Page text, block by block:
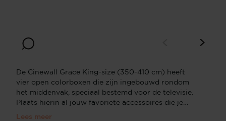
De Cinewall Grace King-size (350-410 cm) heeft
vier open colorboxen die zijn ingebouwd rondom
het middenvak, speciaal bestemd voor de televisie.
Plaats hierin al jouw favoriete accessoires die je
Lees meer